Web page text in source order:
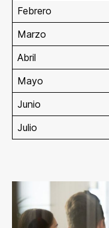
Febrero
Marzo
Abril
Mayo
Junio
Julio